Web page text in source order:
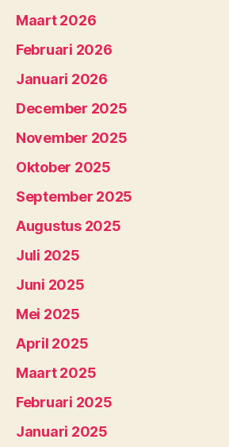
Maart 2026
Februari 2026
Januari 2026
December 2025
November 2025
Oktober 2025
September 2025
Augustus 2025
Juli 2025
Juni 2025
Mei 2025
April 2025
Maart 2025
Februari 2025
Januari 2025